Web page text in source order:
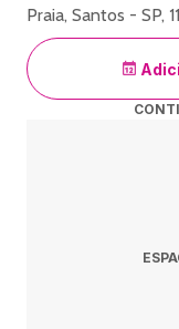
Praia, Santos - SP,